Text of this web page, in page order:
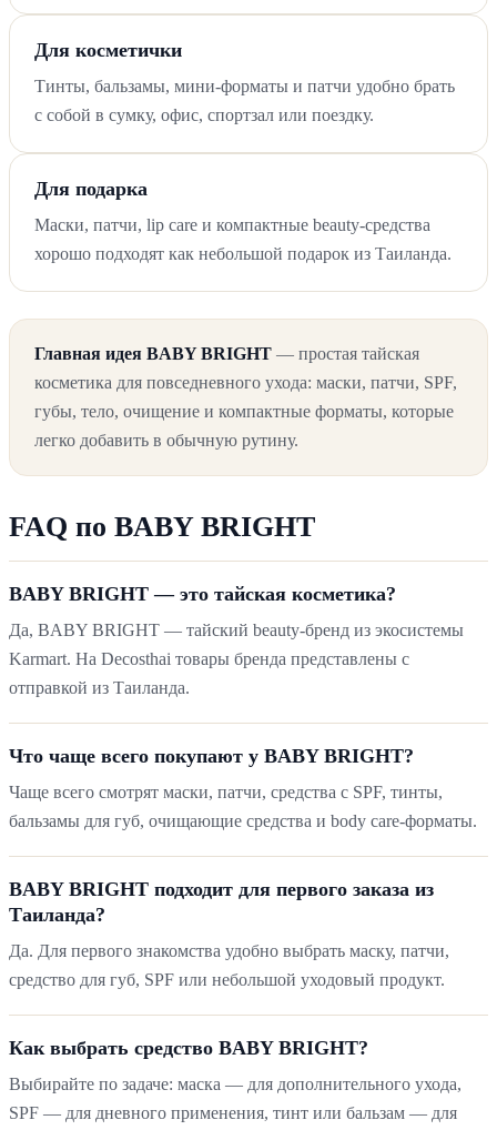
Для косметички
Тинты, бальзамы, мини-форматы и патчи удобно брать
с собой в сумку, офис, спортзал или поездку.
Для подарка
Маски, патчи, lip care и компактные beauty-средства
хорошо подходят как небольшой подарок из Таиланда.
Главная идея BABY BRIGHT — простая тайская
косметика для повседневного ухода: маски, патчи, SPF,
губы, тело, очищение и компактные форматы, которые
легко добавить в обычную рутину.
FAQ по BABY BRIGHT
BABY BRIGHT — это тайская косметика?
Да, BABY BRIGHT — тайский beauty-бренд из экосистемы
Karmart. На Decosthai товары бренда представлены с
отправкой из Таиланда.
Что чаще всего покупают у BABY BRIGHT?
Чаще всего смотрят маски, патчи, средства с SPF, тинты,
бальзамы для губ, очищающие средства и body care-форматы.
BABY BRIGHT подходит для первого заказа из
Таиланда?
Да. Для первого знакомства удобно выбрать маску, патчи,
средство для губ, SPF или небольшой уходовый продукт.
Как выбрать средство BABY BRIGHT?
Выбирайте по задаче: маска — для дополнительного ухода,
SPF — для дневного применения, тинт или бальзам — для